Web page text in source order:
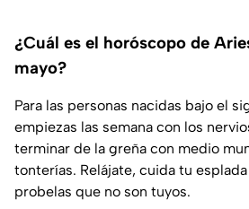
¿Cuál es el horóscopo de
mayo?
Para las personas nacidas bajo el
empiezas las semana con los
terminar de la greña con medio
tonterías. Relájate, cuida tu
probelas que no son tuyos.